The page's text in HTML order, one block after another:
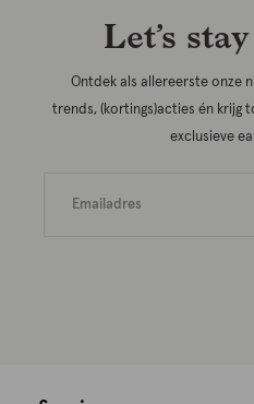
Let’s
Ontdek als allereerste onze
trends, (kortings)acties én krijg
exclusieve